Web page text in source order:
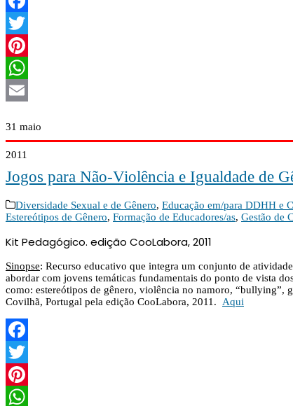
Facebook
Twitter
Pinterest
WhatsApp
31 maio
2011
Jogos para Não-Violência e Igualdade de
Diversidade Sexual e de Gênero, Educação em/para DDHH e
Estereótipos de Gênero, Formação de Educadores/as, Gestão de
Kit Pedagógico. edição CooLabora, 2011
Sinopse: Recurso educativo que integra um conjunto de
abordar com jovens temáticas fundamentais do ponto de vista
como: estereótipos de gênero, violência no namoro, “bullying”,
Covilhã, Portugal pela edição CooLabora, 2011. Aqui
Facebook
Twitter
Pinterest